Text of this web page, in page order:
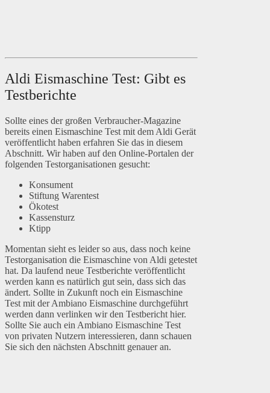
Aldi Eismaschine Test: Gibt es
Testberichte
Sollte eines der großen Verbraucher-Magazine
bereits einen Eismaschine Test mit dem Aldi Gerät
veröffentlicht haben erfahren Sie das in diesem
Abschnitt. Wir haben auf den Online-Portalen der
folgenden Testorganisationen gesucht:
Konsument
Stiftung Warentest
Ökotest
Kassensturz
Ktipp
Momentan sieht es leider so aus, dass noch keine
Testorganisation die Eismaschine von Aldi getestet
hat. Da laufend neue Testberichte veröffentlicht
werden kann es natürlich gut sein, dass sich das
ändert. Sollte in Zukunft noch ein Eismaschine
Test mit der Ambiano Eismaschine durchgeführt
werden dann verlinken wir den Testbericht hier.
Sollte Sie auch ein Ambiano Eismaschine Test
von privaten Nutzern interessieren, dann schauen
Sie sich den nächsten Abschnitt genauer an.